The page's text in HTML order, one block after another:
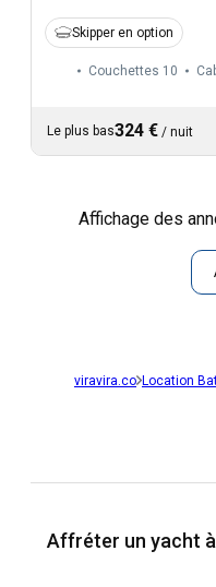
Skipper en option
Couchettes 10
Le plus bas324 € / nuit
Affichage des
viravira.co Location
Affréter un yacht